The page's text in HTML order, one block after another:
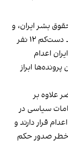
بشر ایران، و
نهادهای حقوق‌بشری بین‌المللی اعلام کرده‌اند دست‌کم ۱۲ نفر
اعدام
ابراز
علاوه بر
۷۰ زندانی با اتهامات سیاسی در
قرار دارند و
با خطر صدور حکم